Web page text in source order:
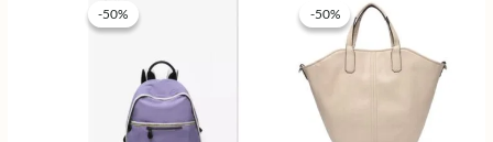
-50%
-50% -50%
-50%